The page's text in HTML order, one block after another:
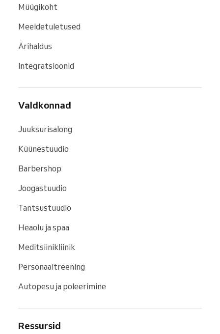
Müügikoht
Meeldetuletused
Ärihaldus
Integratsioonid
Valdkonnad
Juuksurisalong
Küünestuudio
Barbershop
Joogastuudio
Tantsustuudio
Heaolu ja spaa
Meditsiinikliinik
Personaaltreening
Autopesu ja poleerimine
Ressursid